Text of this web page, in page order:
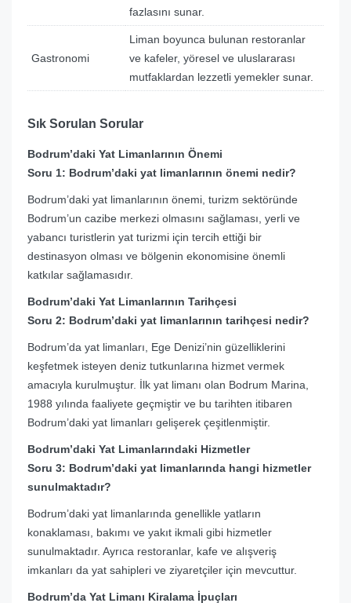
fazlasını sunar.
Gastronomi
Liman boyunca bulunan restoranlar
ve kafeler, yöresel ve uluslararası
mutfaklardan lezzetli yemekler sunar.
Sık Sorulan Sorular
Bodrum’daki Yat Limanlarının Önemi
Soru 1: Bodrum’daki yat limanlarının önemi nedir?
Bodrum’daki yat limanlarının önemi, turizm sektöründe
Bodrum’un cazibe merkezi olmasını sağlaması, yerli ve
yabancı turistlerin yat turizmi için tercih ettiği bir
destinasyon olması ve bölgenin ekonomisine önemli
katkılar sağlamasıdır.
Bodrum’daki Yat Limanlarının Tarihçesi
Soru 2: Bodrum’daki yat limanlarının tarihçesi nedir?
Bodrum’da yat limanları, Ege Denizi’nin güzelliklerini
keşfetmek isteyen deniz tutkunlarına hizmet vermek
amacıyla kurulmuştur. İlk yat limanı olan Bodrum Marina,
1988 yılında faaliyete geçmiştir ve bu tarihten itibaren
Bodrum’daki yat limanları gelişerek çeşitlenmiştir.
Bodrum’daki Yat Limanlarındaki Hizmetler
Soru 3: Bodrum’daki yat limanlarında hangi hizmetler
sunulmaktadır?
Bodrum’daki yat limanlarında genellikle yatların
konaklaması, bakımı ve yakıt ikmali gibi hizmetler
sunulmaktadır. Ayrıca restoranlar, kafe ve alışveriş
imkanları da yat sahipleri ve ziyaretçiler için mevcuttur.
Bodrum’da Yat Limanı Kiralama İpuçları